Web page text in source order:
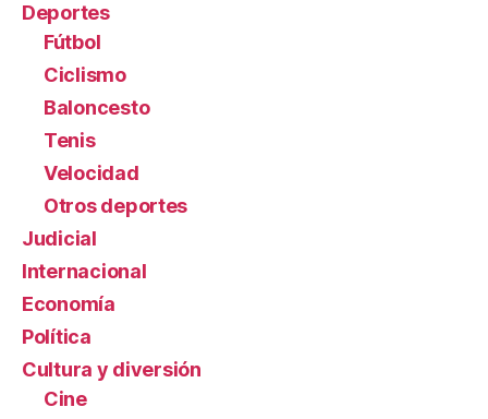
Deportes
Fútbol
Ciclismo
Baloncesto
Tenis
Velocidad
Otros deportes
Judicial
Internacional
Economía
Política
Cultura y diversión
Cine